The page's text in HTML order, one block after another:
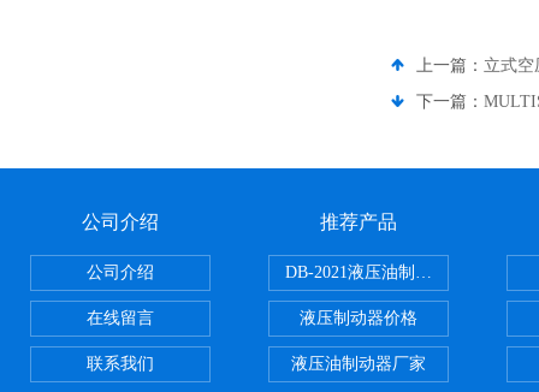
上一篇： 立式空
下一篇：
公司介绍
公司介绍
在线留言
联系我们
推荐产品
DB-2021液压油制动器
液压制动器价格
液压油制动器厂家